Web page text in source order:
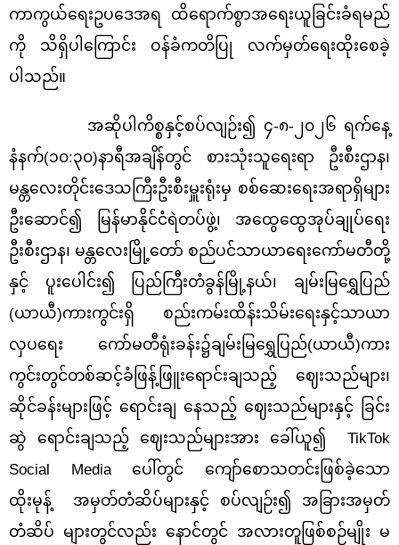
ကာကွယ်ရေးဥပဒေအရ ထိရောက်စွာအရေးယူခြင်းခံရမည်
ကို သိရှိပါကြောင်း ဝန်ခံကတိပြု လက်မှတ်ရေးထိုးစေခဲ့
ပါသည်။
အဆိုပါကိစ္စနှင့်စပ်လျဉ်း၍ ၄-၈-၂၀၂၆ ရက်နေ့
နံနက်(၁၀:၃၀)နာရီအချိန်တွင် စားသုံးသူရေးရာ ဦးစီးဌာန၊
မန္တလေးတိုင်းဒေသကြီးဦးစီးမှူးရုံးမှ စစ်ဆေးရေးအရာရှိများ
ဦးဆောင်၍ မြန်မာနိုင်ငံရဲတပ်ဖွဲ့၊ အထွေထွေအုပ်ချုပ်ရေး
ဦးစီးဌာန၊ မန္တလေးမြို့တော် စည်ပင်သာယာရေးကော်မတီတို့
နှင့် ပူးပေါင်း၍ ပြည်ကြီးတံခွန်မြို့နယ်၊ ချမ်းမြရွှေပြည်
(ယာယီ)ကားကွင်းရှိ စည်းကမ်းထိန်းသိမ်းရေးနှင့်သာယာ
လှပရေး ကော်မတီရုံးခန်း၌ချမ်းမြရွှေပြည်(ယာယီ)ကား
ကွင်းတွင်တစ်ဆင့်ခံဖြန့်ဖြူးရောင်းချသည့် ဈေးသည်များ၊
ဆိုင်ခန်းများဖြင့် ရောင်းချ နေသည့် ဈေးသည်များနှင့် ခြင်း
ဆွဲ ရောင်းချသည့် ဈေးသည်များအား ခေါ်ယူ၍ TikTok
Social Media ပေါ်တွင် ကျော်စောသတင်းဖြစ်ခဲ့သော
ထိုးမုန့် အမှတ်တံဆိပ်များနှင့် စပ်လျဉ်း၍ အခြားအမှတ်
တံဆိပ် များတွင်လည်း နောင်တွင် အလားတူဖြစ်စဉ်မျိုး မ